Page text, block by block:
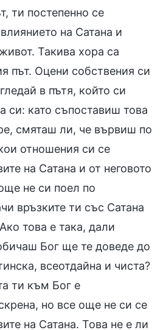
ти постепенно се
на Сатана и
Такива хора са
път. Оцени собствения си
в пътя, който си
си: като съпоставиш това
смяташ ли, че вървиш по
отношения си се
на Сатана и от неговото
не си поел по
връзките ти със Сатана
това е така, дали
Бог ще те доведе до
всеотдайна и чиста?
ти към Бог е
но все още не си се
на Сатана. Това не е ли